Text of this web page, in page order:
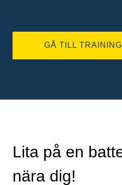
GÅ TILL
Lita på en
nära dig!